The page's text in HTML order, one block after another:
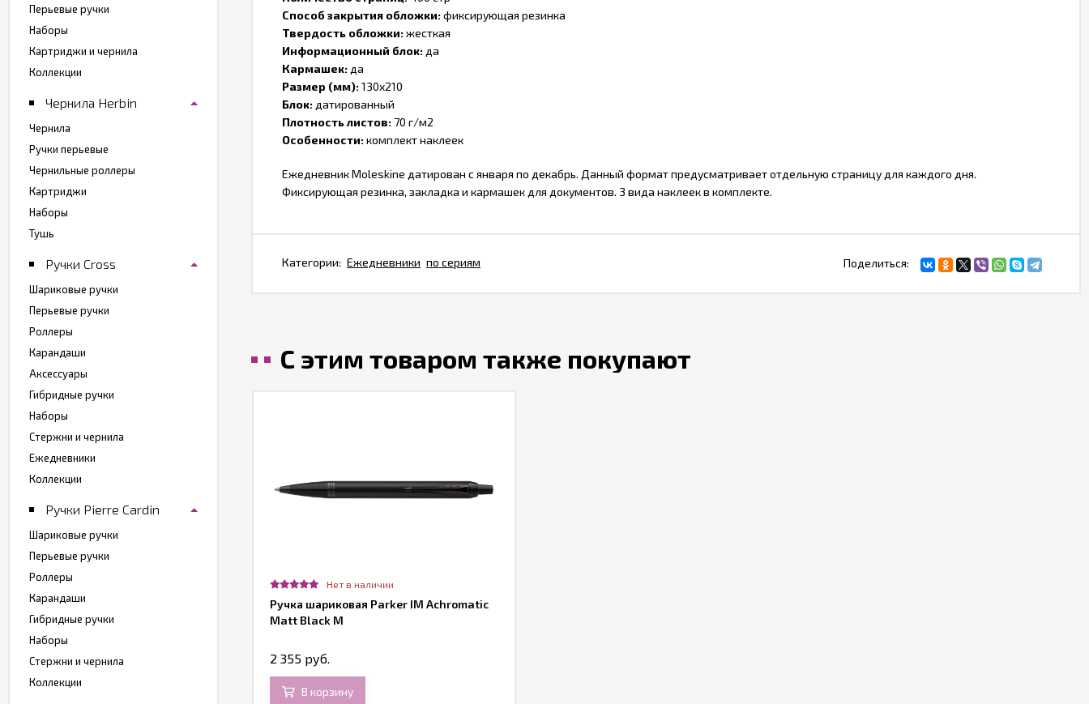
Способ закрытия обложки:фиксирующая резинка
Твердость обложки:жесткая
Информационный блок: да
Кармашек: да
Размер (мм):130х210
Блок: датированный
Плотность листов: 70 г/м2
Особенности:комплект наклеек
Ежедневник Moleskine датирован с января по декабрь. Данный формат предусматривает отдельную страницу для каждого дня.
Фиксирующая резинка, закладка и кармашек для документов. 3 вида наклеек в комплекте.
Поделиться:
Категории: Ежедневники по сериям
С этим товаром также покупают
Нет в наличии
Ручка шариковая Parker IM Achromatic
Matt Black M
2 355 руб.
В корзину
Перьевые ручки
Наборы
Картриджи и чернила
Коллекции
Чернила Herbin
Чернила
Ручки перьевые
Чернильные роллеры
Картриджи
Наборы
Тушь
Ручки Cross
Шариковые ручки
Перьевые ручки
Роллеры
Карандаши
Аксессуары
Гибридные ручки
Наборы
Стержни и чернила
Ежедневники
Коллекции
Ручки Pierre Cardin
Шариковые ручки
Перьевые ручки
Роллеры
Карандаши
Гибридные ручки
Наборы
Стержни и чернила
Коллекции